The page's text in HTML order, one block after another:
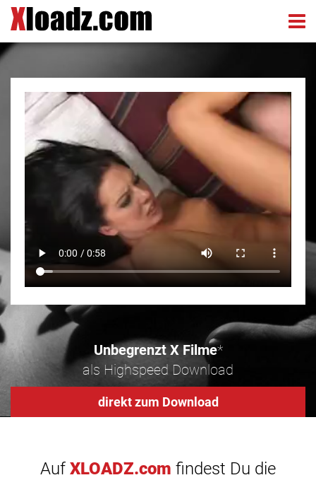
Unbegrenzt X Filme*
als Highspeed Download
direkt zum Download
Auf XLOADZ.com findest Du die